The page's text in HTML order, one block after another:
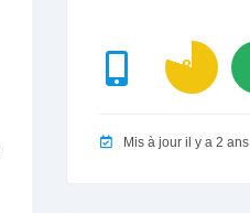
80
Mis à jour il y a 2 ans